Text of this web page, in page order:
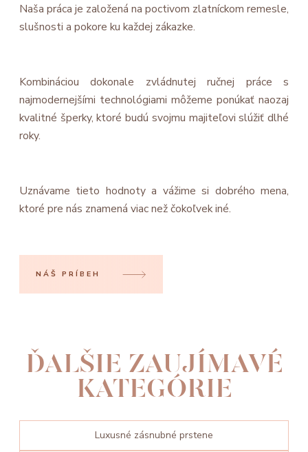
Naša práca je založená na poctivom zlatníckom remesle,
slušnosti a pokore ku každej zákazke.
Kombináciou dokonale zvládnutej ručnej práce s
najmodernejšími technológiami môžeme ponúkať naozaj
kvalitné šperky, ktoré budú svojmu majiteľovi slúžiť dlhé
roky.
Uznávame tieto hodnoty a vážime si dobrého mena,
ktoré pre nás znamená viac než čokoľvek iné.
NÁŠ PRÍBEH
ĎALŠIE ZAUJÍMAVÉ
KATEGÓRIE
Luxusné zásnubné prstene